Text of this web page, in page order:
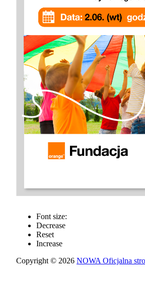
Font size:
Decrease
Reset
Increase
Copyright © 2026NOWA Oficjalna